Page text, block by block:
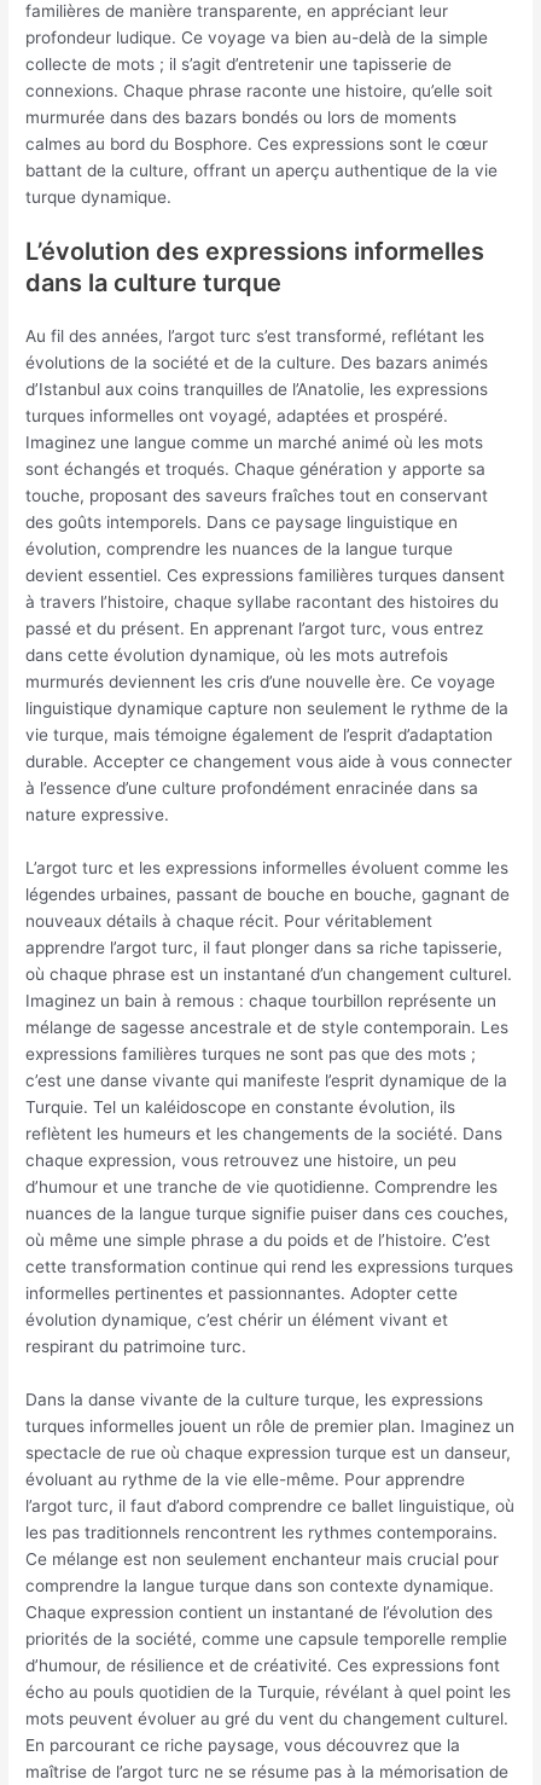
familières de manière transparente, en appréciant leur
profondeur ludique. Ce voyage va bien au-delà de la simple
collecte de mots ; il s’agit d’entretenir une tapisserie de
connexions. Chaque phrase raconte une histoire, qu’elle soit
murmurée dans des bazars bondés ou lors de moments
calmes au bord du Bosphore. Ces expressions sont le cœur
battant de la culture, offrant un aperçu authentique de la vie
turque dynamique.
L’évolution des expressions informelles
dans la culture turque
Au fil des années, l’argot turc s’est transformé, reflétant les
évolutions de la société et de la culture. Des bazars animés
d’Istanbul aux coins tranquilles de l’Anatolie, les expressions
turques informelles ont voyagé, adaptées et prospéré.
Imaginez une langue comme un marché animé où les mots
sont échangés et troqués. Chaque génération y apporte sa
touche, proposant des saveurs fraîches tout en conservant
des goûts intemporels. Dans ce paysage linguistique en
évolution, comprendre les nuances de la langue turque
devient essentiel. Ces expressions familières turques dansent
à travers l’histoire, chaque syllabe racontant des histoires du
passé et du présent. En apprenant l’argot turc, vous entrez
dans cette évolution dynamique, où les mots autrefois
murmurés deviennent les cris d’une nouvelle ère. Ce voyage
linguistique dynamique capture non seulement le rythme de la
vie turque, mais témoigne également de l’esprit d’adaptation
durable. Accepter ce changement vous aide à vous connecter
à l’essence d’une culture profondément enracinée dans sa
nature expressive.
L’argot turc et les expressions informelles évoluent comme les
légendes urbaines, passant de bouche en bouche, gagnant de
nouveaux détails à chaque récit. Pour véritablement
apprendre l’argot turc, il faut plonger dans sa riche tapisserie,
où chaque phrase est un instantané d’un changement culturel.
Imaginez un bain à remous : chaque tourbillon représente un
mélange de sagesse ancestrale et de style contemporain. Les
expressions familières turques ne sont pas que des mots ;
c’est une danse vivante qui manifeste l’esprit dynamique de la
Turquie. Tel un kaléidoscope en constante évolution, ils
reflètent les humeurs et les changements de la société. Dans
chaque expression, vous retrouvez une histoire, un peu
d’humour et une tranche de vie quotidienne. Comprendre les
nuances de la langue turque signifie puiser dans ces couches,
où même une simple phrase a du poids et de l’histoire. C’est
cette transformation continue qui rend les expressions turques
informelles pertinentes et passionnantes. Adopter cette
évolution dynamique, c’est chérir un élément vivant et
respirant du patrimoine turc.
Dans la danse vivante de la culture turque, les expressions
turques informelles jouent un rôle de premier plan. Imaginez un
spectacle de rue où chaque expression turque est un danseur,
évoluant au rythme de la vie elle-même. Pour apprendre
l’argot turc, il faut d’abord comprendre ce ballet linguistique, où
les pas traditionnels rencontrent les rythmes contemporains.
Ce mélange est non seulement enchanteur mais crucial pour
comprendre la langue turque dans son contexte dynamique.
Chaque expression contient un instantané de l’évolution des
priorités de la société, comme une capsule temporelle remplie
d’humour, de résilience et de créativité. Ces expressions font
écho au pouls quotidien de la Turquie, révélant à quel point les
mots peuvent évoluer au gré du vent du changement culturel.
En parcourant ce riche paysage, vous découvrez que la
maîtrise de l’argot turc ne se résume pas à la mémorisation de